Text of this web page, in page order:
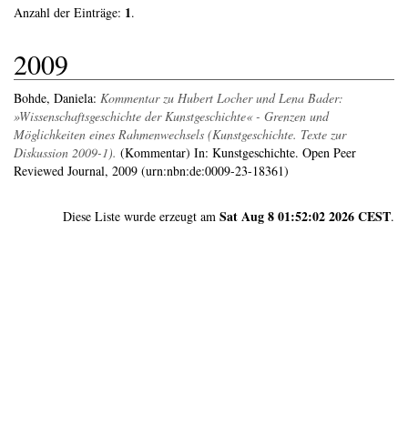
Anzahl der Einträge: 1.
2009
Bohde, Daniela: Kommentar zu Hubert Locher und Lena Bader:
»Wissenschaftsgeschichte der Kunstgeschichte« - Grenzen und
Möglichkeiten eines Rahmenwechsels (Kunstgeschichte. Texte zur
Diskussion 2009-1). (Kommentar) In: Kunstgeschichte. Open Peer
Reviewed Journal, 2009 (urn:nbn:de:0009-23-18361)
Diese Liste wurde erzeugt am Sat Aug 8 01:52:02 2026 CEST.